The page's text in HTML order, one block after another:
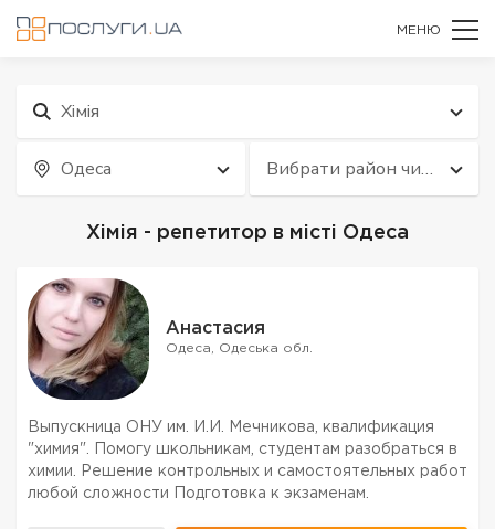
МЕНЮ
Хімія
Одеса Вибрати район чи
квартал
Хімія - репетитор в місті Одеса
Анастасия
Одеса, Одеська обл.
Выпускница ОНУ им. И.И. Мечникова, квалификация
"химия". Помогу школьникам, студентам разобраться в
химии. Решение контрольных и самостоятельных работ
любой сложности Подготовка к экзаменам.